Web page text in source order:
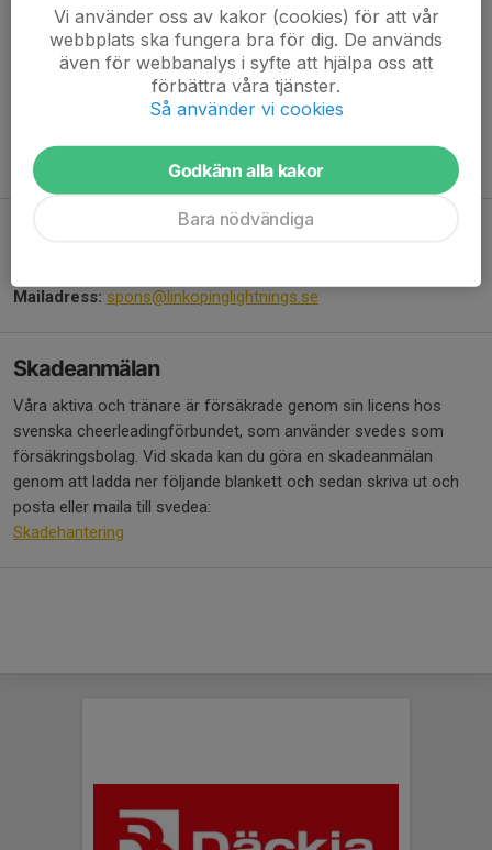
du som aktiv eller vårdnadshavare behöver stöd kan du i första
hand ta kontakt med lagets tränare. Om det finns hinder för att
vända sig till lagets tränare kan du kontakta föreningens
trygghetsperson med stora som små frågor.
Mailadress:
trygg@linkopinglightnings.se
Mailadress: spons@linkopinglightnings.se
Skadeanmälan
Våra aktiva och tränare är försäkrade genom sin licens hos
svenska cheerleadingförbundet, som använder svedes som
försäkringsbolag. Vid skada kan du göra en skadeanmälan
genom att ladda ner följande blankett och sedan skriva ut och
posta eller maila till svedea:
Skadehantering
Vi använder oss av kakor (cookies) för att vår
webbplats ska fungera bra för dig. De används
även för webbanalys i syfte att hjälpa oss att
förbättra våra tjänster.
Så använder vi cookies
Godkänn alla kakor
Bara nödvändiga